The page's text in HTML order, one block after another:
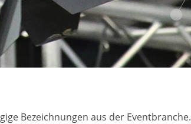
Bezeichnungen aus der Eventbranche.